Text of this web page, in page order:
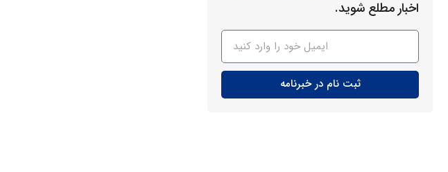
اخبار مطلع شوید.
ثبت نام در خبرنامه